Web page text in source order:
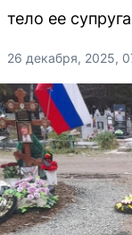
тело ее
26 декабря, 2025,